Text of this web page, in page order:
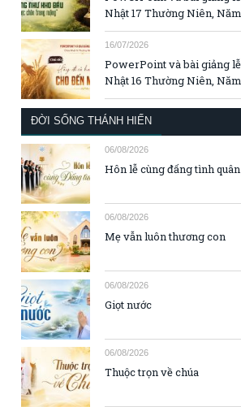
Nhật 17 Thường Niên,
16/07/2026
PowerPoint và bài giảng
Nhật 16 Thường Niên,
ĐỜI SỐNG THÁNH HIẾN
06/08/2026
Hôn lễ cùng đấng tình quân
06/08/2026
Mẹ vẫn luôn thương con
06/08/2026
Giọt nước
06/08/2026
Thuộc trọn về chúa